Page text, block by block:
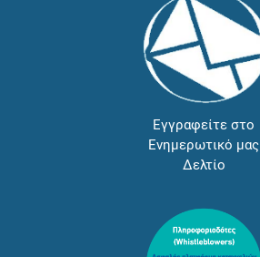
Εγγραφείτε στο
Ενημερωτικό μας
Δελτίο